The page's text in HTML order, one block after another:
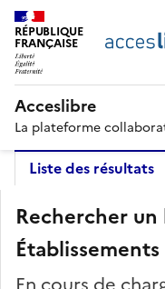
RÉPUBLIQUE
FRANÇAISE
Acceslibre
La plateforme
Liste des résultats
Rechercher un